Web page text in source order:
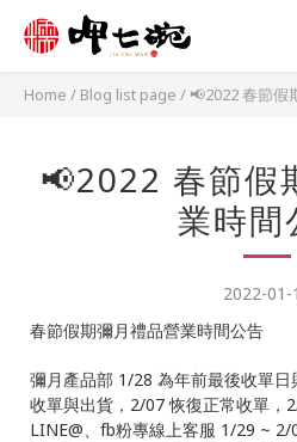
Home / Blog list page / 📢2022 春節假
📢2022 春節假
業時間
2022-01-
春節假期彌月禮品營業時間公告
彌月產品部 1/28 為年前最後收單
收單與出貨，2/07 恢復正常收單，
LINE@、fb粉專線上客服 1/29 ~ 2/